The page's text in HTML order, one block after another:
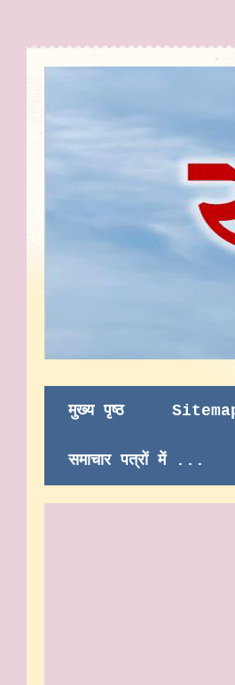
मुख्य पृष्ठ
समाचार पत्रों में ...